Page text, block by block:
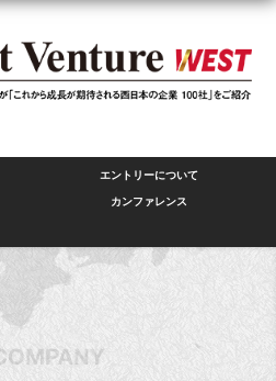
エントリーについて
カンファレンス